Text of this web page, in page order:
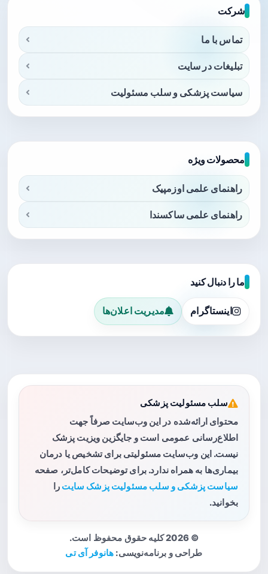
شرکت
تماس با ما
تبلیغات در سایت
سیاست پزشکی و سلب مسئولیت
محصولات ویژه
راهنمای علمی اوزمپیک
راهنمای علمی ساکسندا
ما را دنبال کنید
اینستاگرام مدیریت اعلان‌ها
سلب مسئولیت پزشکی
محتوای ارائه‌شده در این وب‌سایت صرفاً جهت
اطلاع‌رسانی عمومی است و جایگزین ویزیت پزشک
نیست. این وب‌سایت مسئولیتی برای تشخیص یا درمان
بیماری‌ها به همراه ندارد. برای توضیحات کامل‌تر، صفحه
سیاست پزشکی و سلب مسئولیت پزشک سایت را
بخوانید.
© 2026 کلیه حقوق محفوظ است.
طراحی و برنامه‌نویسی: هانوفر آی تی